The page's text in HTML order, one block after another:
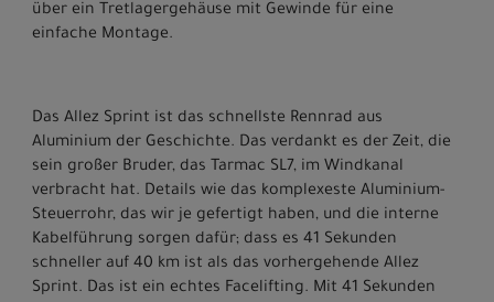
über ein Tretlagergehäuse mit Gewinde für eine
einfache Montage.
Das Allez Sprint ist das schnellste Rennrad aus
Aluminium der Geschichte. Das verdankt es der Zeit, die
sein großer Bruder, das Tarmac SL7, im Windkanal
verbracht hat. Details wie das komplexeste Aluminium-
Steuerrohr, das wir je gefertigt haben, und die interne
Kabelführung sorgen dafür; dass es 41 Sekunden
schneller auf 40 km ist als das vorhergehende Allez
Sprint. Das ist ein echtes Facelifting. Mit 41 Sekunden